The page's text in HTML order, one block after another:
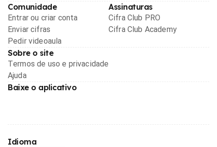
Comunidade
Entrar ou criar conta
Enviar cifras
Pedir videoaula
Assinaturas
Cifra Club PRO
Cifra Club Academy
Sobre o site
Termos de uso e privacidade
Ajuda
Baixe o aplicativo
Idioma